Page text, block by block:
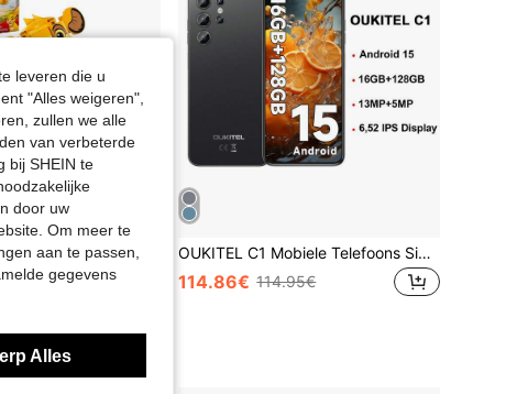
TOY BRANDS
LEGO Disney Classic® Simba, the king's lion cub GIRLS FIRST 43243
OUKITEL C1 Mobiele Telefoons Simvrij Ontgrendeld, 6,52" HD+ Display Smartphone 16(4+12)GB+128GB, Android 15 Mobiele Telefoons Dual Sim 4G, 13MP+5MP Camera, 5150mAh, Vingerafdruk Ontgrendeling, OTG/GPS(Smartphone Zonder Oplader)
114.86€ 114.95€
leveren die u
"Alles weigeren",
zullen we alle
van verbeterde
bij SHEIN te
door uw
Om meer te
aan te passen,
gegevens
Alles